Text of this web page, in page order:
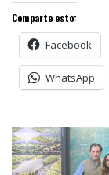
Comparte esto:
Facebook
WhatsApp